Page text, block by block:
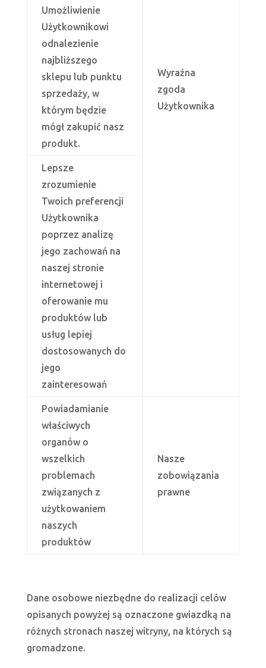
Wyraźna
zgoda
Użytkownika
Umożliwienie
Użytkownikowi
odnalezienie
najbliższego
sklepu lub punktu
sprzedaży, w
którym będzie
mógł zakupić nasz
produkt.
Lepsze
zrozumienie
Twoich preferencji
Użytkownika
poprzez analizę
jego zachowań na
naszej stronie
internetowej i
oferowanie mu
produktów lub
usług lepiej
dostosowanych do
jego
zainteresowań
Powiadamianie
właściwych
organów o
wszelkich
problemach
związanych z
użytkowaniem
naszych
produktów
Nasze
zobowiązania
prawne
Dane osobowe niezbędne do realizacji celów
opisanych powyżej są oznaczone gwiazdką na
różnych stronach naszej witryny, na których są
gromadzone.